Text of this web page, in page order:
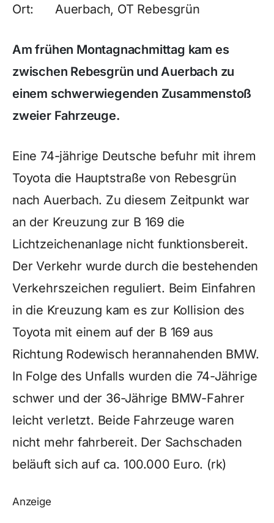
Ort: Auerbach, OT Rebesgrün
Am frühen Montagnachmittag kam es
zwischen Rebesgrün und Auerbach zu
einem schwerwiegenden Zusammenstoß
zweier Fahrzeuge.
Eine 74-jährige Deutsche befuhr mit ihrem
Toyota die Hauptstraße von Rebesgrün
nach Auerbach. Zu diesem Zeitpunkt war
an der Kreuzung zur B 169 die
Lichtzeichenanlage nicht funktionsbereit.
Der Verkehr wurde durch die bestehenden
Verkehrszeichen reguliert. Beim Einfahren
in die Kreuzung kam es zur Kollision des
Toyota mit einem auf der B 169 aus
Richtung Rodewisch herannahenden BMW.
In Folge des Unfalls wurden die 74-Jährige
schwer und der 36-Jährige BMW-Fahrer
leicht verletzt. Beide Fahrzeuge waren
nicht mehr fahrbereit. Der Sachschaden
beläuft sich auf ca. 100.000 Euro. (rk)
Anzeige